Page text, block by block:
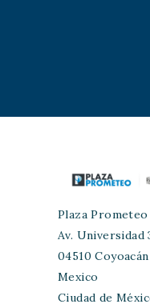
Plaza Prometeo
Av. Universidad
04510 Coyoacán
Mexico
Ciudad de